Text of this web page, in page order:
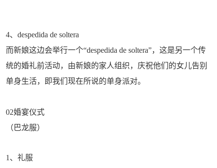
4、despedida de soltera
而新娘这边会举行一个“despedida de soltera”，这是另一个传
统的婚礼前活动，由新娘的家人组织，庆祝他们的女儿告别
单身生活，即我们现在所说的单身派对。
02婚宴仪式
（巴龙服）
1、礼服